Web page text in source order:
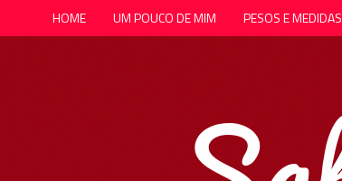
HOME UM POUCO DE MIM PESOS E MEDIDAS